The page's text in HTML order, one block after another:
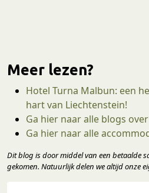
Meer lezen?
Hotel Turna Malbun: een
hart van Liechtenstein!
Ga hier naar alle blogs
Ga hier naar alle
Dit blog is door middel van een betaalde
gekomen. Natuurlijk delen we altijd onze